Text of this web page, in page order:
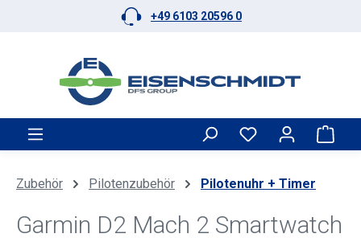
Zum Hauptinhalt springen+49 6103 20596 0
Zubehör Pilotenzubehör Pilotenuhr + Timer
Garmin D2 Mach 2 Smartwatch